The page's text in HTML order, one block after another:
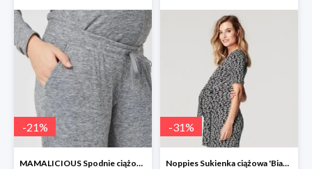
-21%
MAMALICIOUS Spodnie ciążowe -21%
-31%
Noppies Sukienka ciążowa 'Bianca' -31%